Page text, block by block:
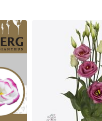
2
7
4
31
15
89
84